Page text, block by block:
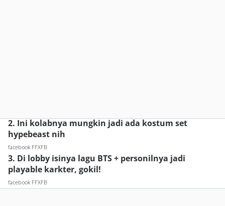
2. Ini kolabnya mungkin jadi ada kostum set
hypebeast nih
facebook FFXFB
3. Di lobby isinya lagu BTS + personilnya jadi
playable karkter, gokil!
facebook FFXFB